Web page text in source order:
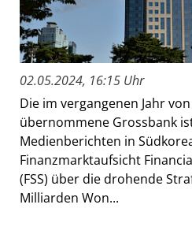
02.05.2024, 16:15 Uhr
Die im vergangenen Jahr
übernommene Grossbank
Medienberichten in
Finanzmarktaufsicht
(FSS) über die drohende
Milliarden Won...